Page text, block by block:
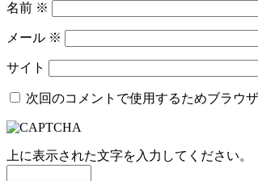
名前 ※
メール ※
サイト
次回のコメントで使用するためブラウ
上に表示された文字を入力してください。